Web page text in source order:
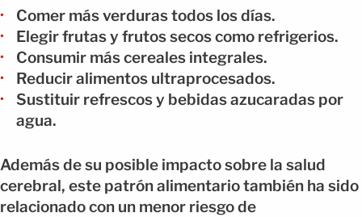
Comer más verduras todos los días.
Elegir frutas y frutos secos como refrigerios.
Consumir más cereales integrales.
Reducir alimentos ultraprocesados.
Sustituir refrescos y bebidas azucaradas por
agua.
Además de su posible impacto sobre la salud
cerebral, este patrón alimentario también ha sido
relacionado con un menor riesgo de